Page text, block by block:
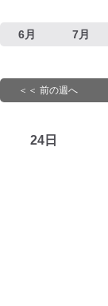
6月 7月
＜＜ 前の週へ
24日